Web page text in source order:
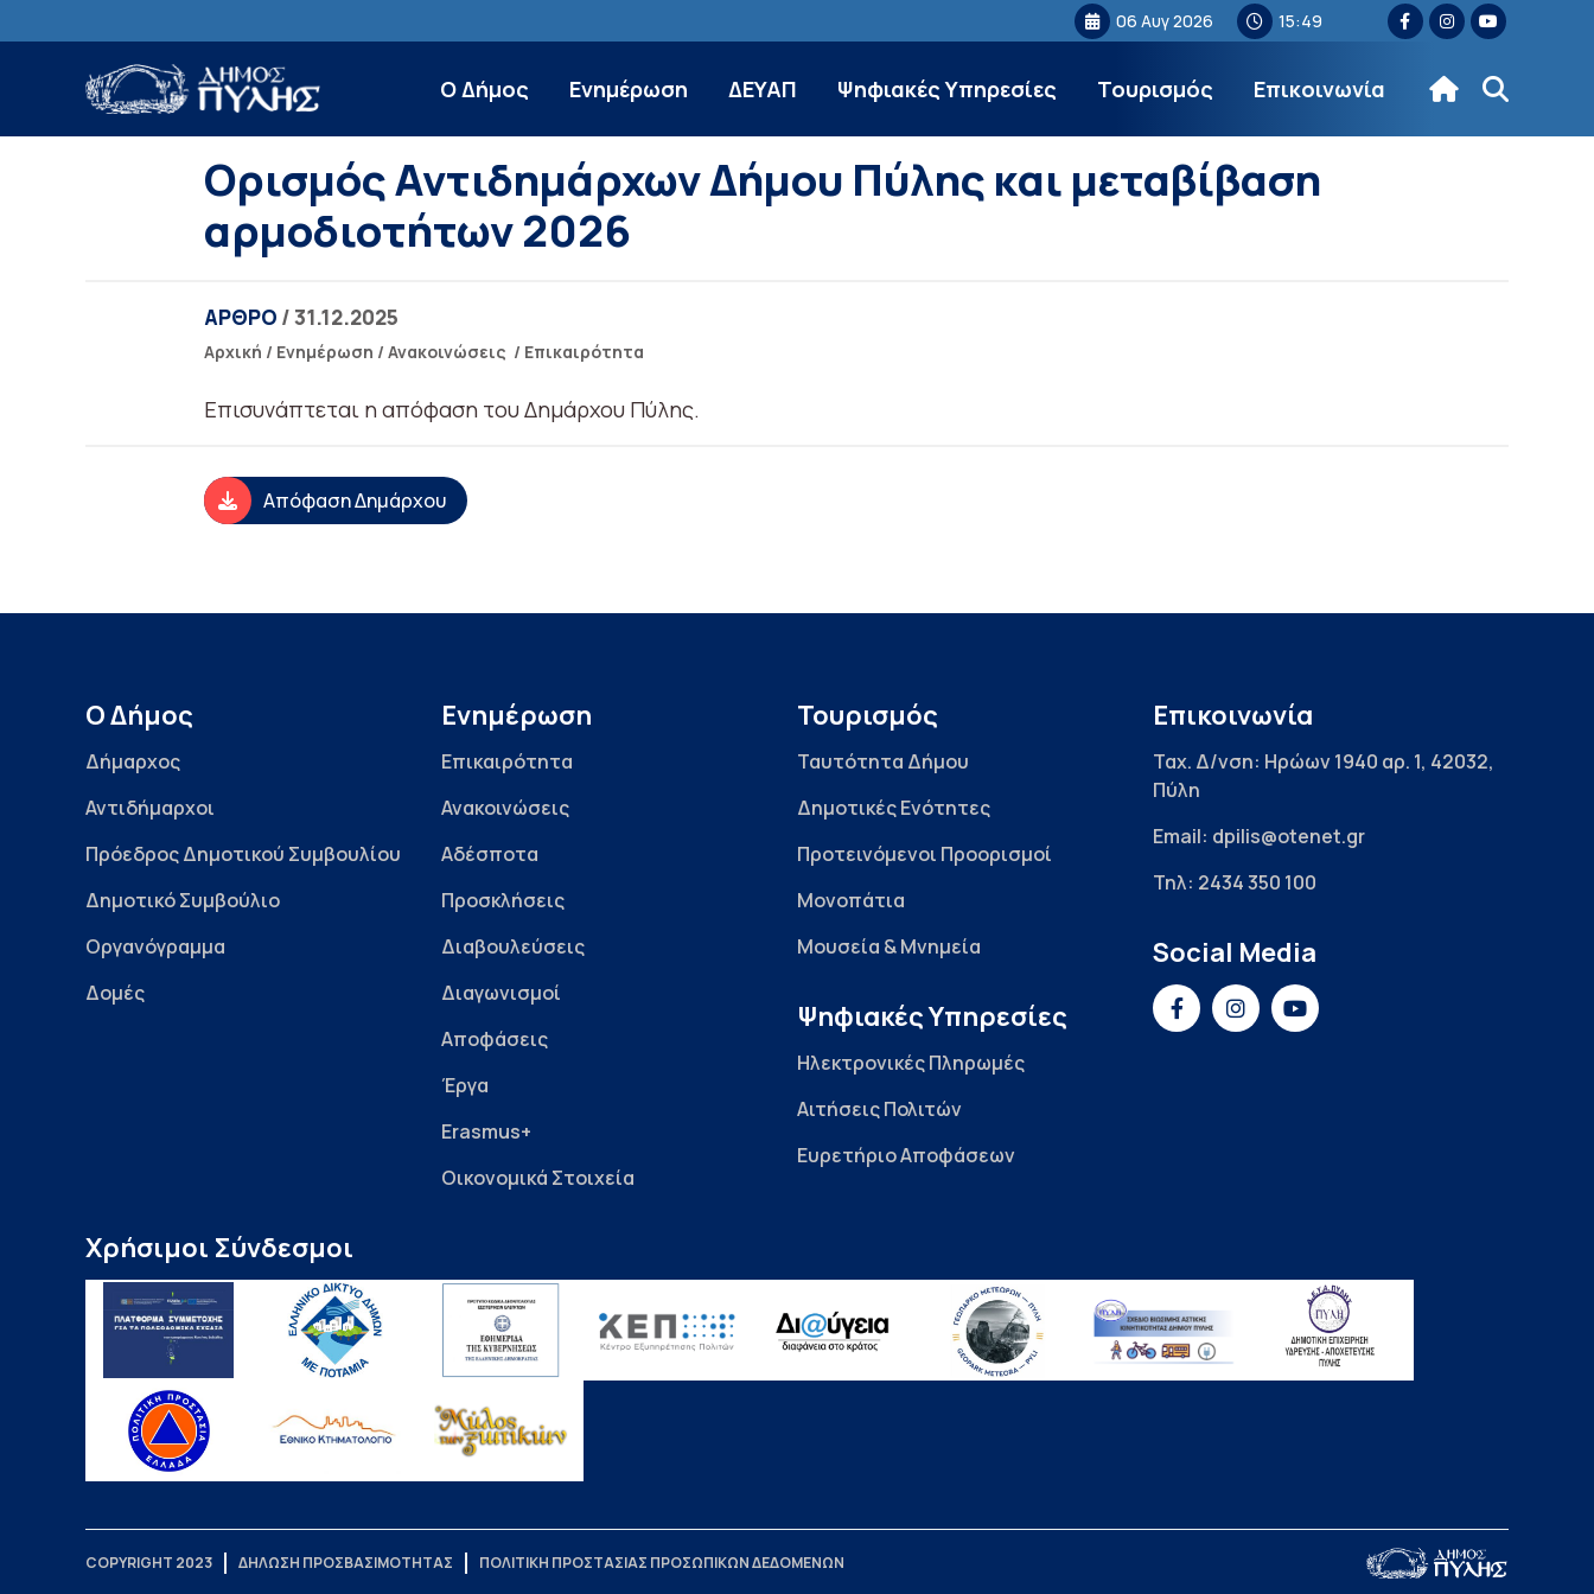
06 Αυγ 2026 15:49
Ο Δήμος Ενημέρωση ΔΕΥΑΠ Ψηφιακές Υπηρεσίες Τουρισμός Επικοινωνία
Ορισμός Αντιδημάρχων Δήμου Πύλης και μεταβίβαση
αρμοδιοτήτων 2026
ΑΡΘΡΟ / 31.12.2025
Αρχική / Ενημέρωση / Ανακοινώσεις / Επικαιρότητα
Επισυνάπτεται η απόφαση του Δημάρχου Πύλης.
Απόφαση Δημάρχου
Ο Δήμος
Δήμαρχος
Αντιδήμαρχοι
Πρόεδρος Δημοτικού Συμβουλίου
Δημοτικό Συμβούλιο
Οργανόγραμμα
Δομές
Ενημέρωση
Επικαιρότητα
Ανακοινώσεις
Αδέσποτα
Προσκλήσεις
Διαβουλεύσεις
Διαγωνισμοί
Αποφάσεις
Έργα
Erasmus+
Οικονομικά Στοιχεία
Τουρισμός
Ταυτότητα Δήμου
Δημοτικές Ενότητες
Προτεινόμενοι Προορισμοί
Μονοπάτια
Μουσεία & Μνημεία
Ψηφιακές Υπηρεσίες
Ηλεκτρονικές Πληρωμές
Αιτήσεις Πολιτών
Ευρετήριο Αποφάσεων
Επικοινωνία
Ταχ. Δ/νση: Ηρώων 1940 αρ. 1, 42032,
Πύλη
Email: dpilis@otenet.gr
Τηλ: 2434 350 100
Social Media
Χρήσιμοι Σύνδεσμοι
COPYRIGHT 2023 ΔΗΛΩΣΗ ΠΡΟΣΒΑΣΙΜΟΤΗΤΑΣ ΠΟΛΙΤΙΚΗ ΠΡΟΣΤΑΣΙΑΣ ΠΡΟΣΩΠΙΚΩΝ ΔΕΔΟΜΕΝΩΝ